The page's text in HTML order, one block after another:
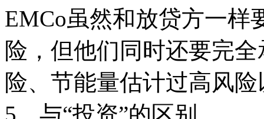
EMCo虽然和放贷方一样
险，但他们同时还要完
险、节能量估计过高风
5、与“投资”的区别